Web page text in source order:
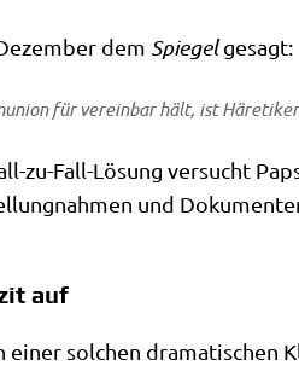
dem Spie­gelgesagt:
für ver­ein­bar hält, ist
zu-Fall-Lösung ver­sucht
und
auf
sol­chen dra­ma­ti­schen